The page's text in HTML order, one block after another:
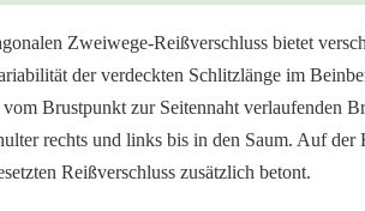
Zweiwege-Reißverschluss bietet
der verdeckten Schlitzlänge im
Brustpunkt zur Seitennaht verlaufenden
rechts und links bis in den Saum. Auf der
Reißverschluss zusätzlich betont.